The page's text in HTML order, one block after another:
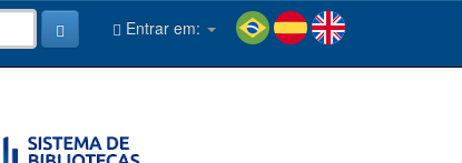
Entrar em: